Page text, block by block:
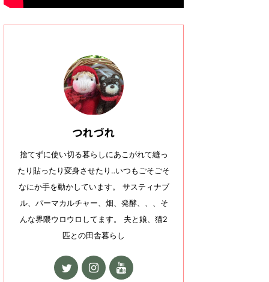
つれづれ
捨てずに使い切る暮らしにあこがれて縫っ
たり貼ったり変身させたり‥いつもごそごそ
なにか手を動かしています。 サスティナブ
ル、パーマカルチャー、畑、発酵、、、そ
んな界隈ウロウロしてます。 夫と娘、猫2
匹との田舎暮らし